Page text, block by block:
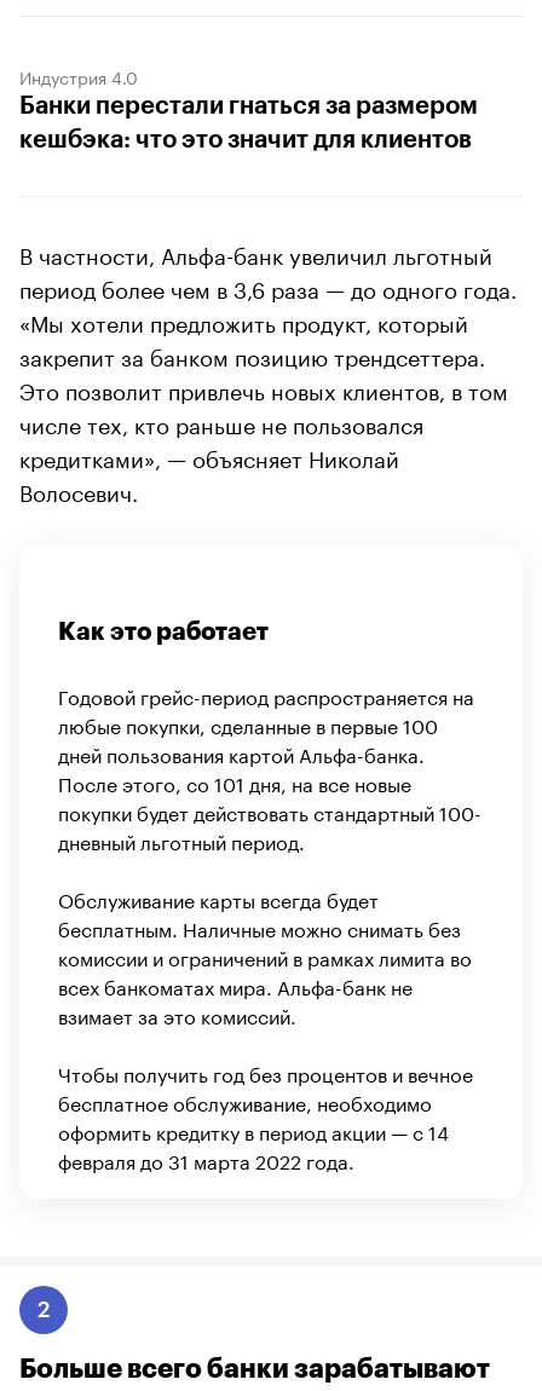
Индустрия 4.0
Банки перестали гнаться за размером
кешбэка: что это значит для клиентов
В частности, Альфа-банк увеличил льготный
период более чем в 3,6 раза — до одного года.
«Мы хотели предложить продукт, который
закрепит за банком позицию трендсеттера.
Это позволит привлечь новых клиентов, в том
числе тех, кто раньше не пользовался
кредитками», — объясняет Николай
Волосевич.
Как это работает
Годовой грейс-период распространяется на
любые покупки, сделанные в первые 100
дней пользования картой Альфа-банка.
После этого, со 101 дня, на все новые
покупки будет действовать стандартный 100-
дневный льготный период.
Обслуживание карты всегда будет
бесплатным. Наличные можно снимать без
комиссии и ограничений в рамках лимита во
всех банкоматах мира. Альфа-банк не
взимает за это комиссий.
Чтобы получить год без процентов и вечное
бесплатное обслуживание, необходимо
оформить кредитку в период акции — с 14
февраля до 31 марта 2022 года.
2
Больше всего банки зарабатывают